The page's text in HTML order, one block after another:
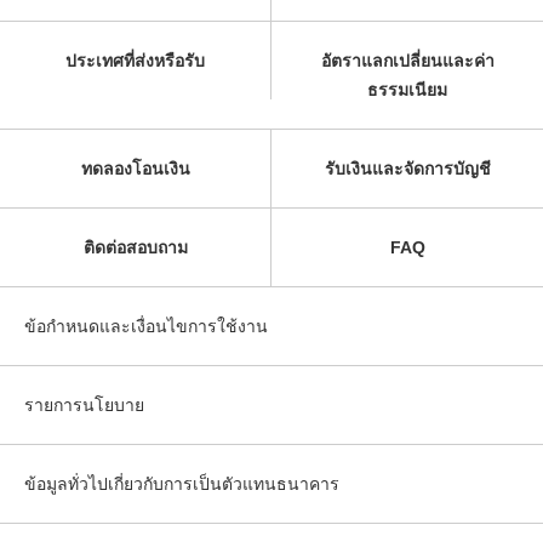
ประเทศที่ส่งหรือรับ
อัตราแลกเปลี่ยนและค่า
ธรรมเนียม
ทดลองโอนเงิน รับเงินและจัดการบัญชี
ติดต่อสอบถาม FAQ
ข้อกำหนดและเงื่อนไขการใช้งาน
รายการนโยบาย
ข้อมูลทั่วไปเกี่ยวกับการเป็นตัวแทนธนาคาร